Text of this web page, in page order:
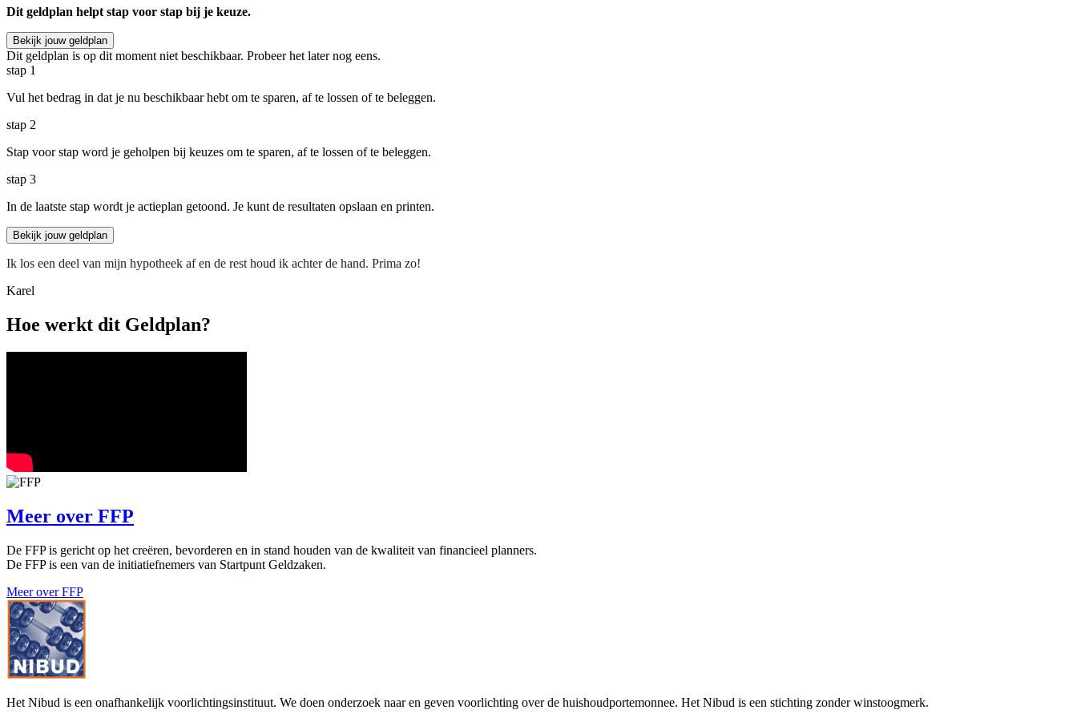
Dit geldplan helpt stap voor stap bij je keuze.
Bekijk jouw geldplan
Dit geldplan is op dit moment niet beschikbaar. Probeer het later nog eens.
stap 1
Vul het bedrag in dat je nu beschikbaar hebt om te sparen, af te lossen of te beleggen.
stap 2
Stap voor stap word je geholpen bij keuzes om te sparen, af te lossen of te beleggen.
stap 3
In de laatste stap wordt je actieplan getoond. Je kunt de resultaten opslaan en printen.
Bekijk jouw geldplan
Ik los een deel van mijn hypotheek af en de rest houd ik achter de hand. Prima zo!
Karel
Hoe werkt dit Geldplan?
Meer over FFP
De FFP is gericht op het creëren, bevorderen en in stand houden van de kwaliteit van financieel planners.
De FFP is een van de initiatiefnemers van Startpunt Geldzaken.
Meer over FFP
Het Nibud is een onafhankelijk voorlichtingsinstituut. We doen onderzoek naar en geven voorlichting over de huishoudportemonnee. Het Nibud is een stichting zonder winstoogmerk.